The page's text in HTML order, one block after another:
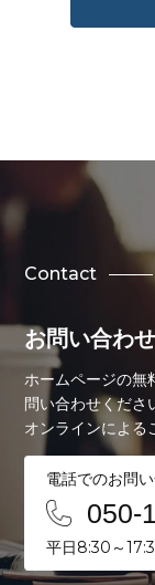
Contact
お問い合わせ
ホームページの無
問い合わせくださ
オンラインによる
電話でのお問
050-
平日8:30～